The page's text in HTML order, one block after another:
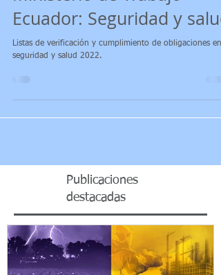
Ministerio de Trabajo
Ecuador: Seguridad y salud
seguridad y salud 2022.
Publicaciones
destacadas